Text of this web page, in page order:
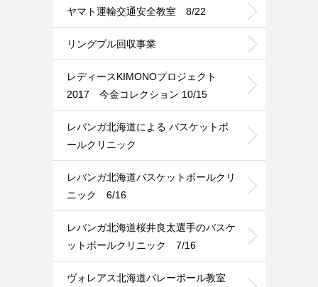
ヤマト運輸交通安全教室 8/22
リングプル回収事業
レディースKIMONOプロジェクト
2017 今金コレクション 10/15
レバンガ北海道による バスケットボ
ールクリニック
レバンガ北海道バスケットボールクリ
ニック 6/16
レバンガ北海道桜井良太選手のバスケ
ットボールクリニック 7/16
ヴォレアス北海道バレーボール教室